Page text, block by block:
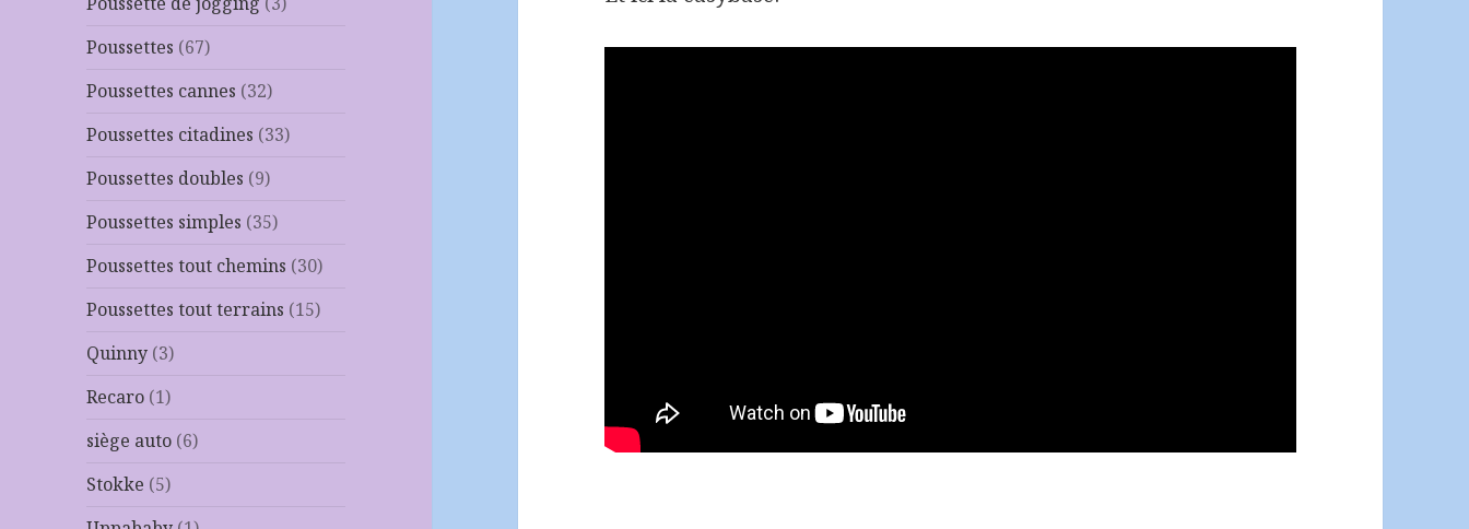
Poussettes (67)
Poussettes cannes (32)
Poussettes citadines (33)
Poussettes doubles (9)
Poussettes simples (35)
Poussettes tout chemins (30)
Poussettes tout terrains (15)
Quinny (3)
Recaro (1)
siège auto (6)
Stokke (5)